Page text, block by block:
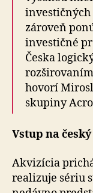
investičných
zároveň
investičné
Česka
hovorí
skupiny
Vstup na
Akvizícia
realizuje sériu